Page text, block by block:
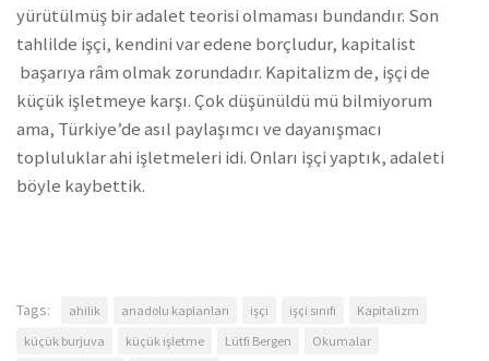
yürütülmüş bir adalet teorisi olmaması bundandır. Son
tahlilde işçi, kendini var edene borçludur, kapitalist
başarıya râm olmak zorundadır. Kapitalizm de, işçi de
küçük işletmeye karşı. Çok düşünüldü mü bilmiyorum
ama, Türkiye’de asıl paylaşımcı ve dayanışmacı
topluluklar ahi işletmeleri idi. Onları işçi yaptık, adaleti
böyle kaybettik.
Tags: ahilik anadolu kaplanları işçi işçi sınıfı
Kapitalizm
küçük burjuva
küçük işletme Lütfi Bergen
Okumalar